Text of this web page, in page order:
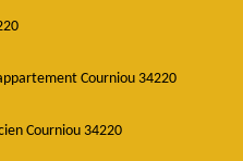
Courniou 34220
Courniou 34220